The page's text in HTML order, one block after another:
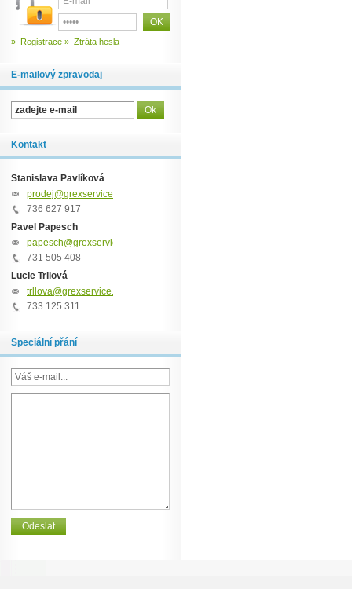
» Registrace » Ztráta hesla
E-mailový zpravodaj
Kontakt
Stanislava Pavlíková
prodej@grexservice.cz
736 627 917
Pavel Papesch
papesch@grexservice.cz
731 505 408
Lucie Trllová
trllova@grexservice.cz
733 125 311
Speciální přání